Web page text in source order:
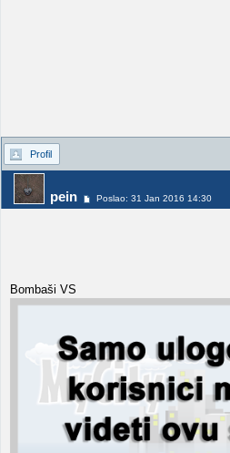
Profil
pein Poslao: 31 Jan 2016 14:30
Bombaši VS